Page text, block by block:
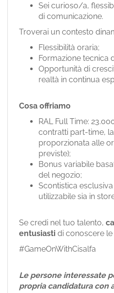
Sei curioso/a,
di comunicazione.
Troverai un contesto
Flessibilità oraria;
Formazione tecnica
Opportunità di
realtà in continua
Cosa offriamo
RAL Full Time:
contratti part-time,
proporzionata alle
previste);
Bonus variabile
del negozio;
Scontistica
utilizzabile sia in
Se credi nel tuo talento,
entusiasti di conoscere
#GameOnWithCisalfa
Le persone interessate
propria candidatura con